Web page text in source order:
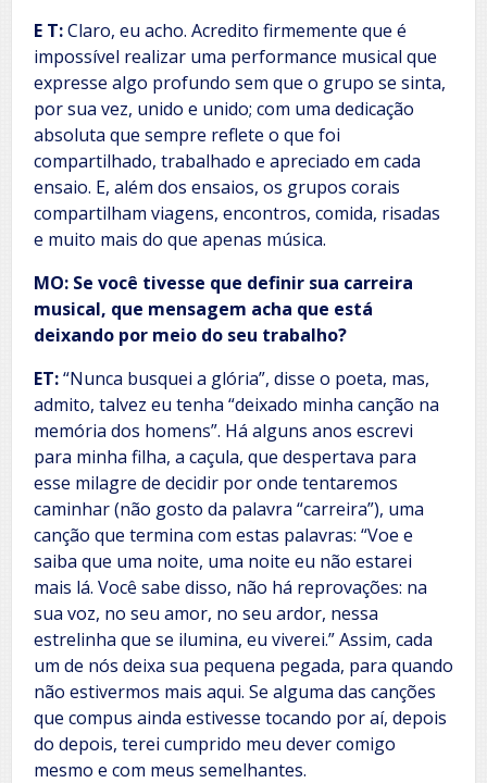
E T:Claro, eu acho. Acredito firmemente que é
impossível realizar uma performance musical que
expresse algo profundo sem que o grupo se sinta,
por sua vez, unido e unido; com uma dedicação
absoluta que sempre reflete o que foi
compartilhado, trabalhado e apreciado em cada
ensaio. E, além dos ensaios, os grupos corais
compartilham viagens, encontros, comida, risadas
e muito mais do que apenas música.
MO: Se você tivesse que definir sua carreira
musical, que mensagem acha que está
deixando por meio do seu trabalho?
ET:“Nunca busquei a glória”, disse o poeta, mas,
admito, talvez eu tenha “deixado minha canção na
memória dos homens”. Há alguns anos escrevi
para minha filha, a caçula, que despertava para
esse milagre de decidir por onde tentaremos
caminhar (não gosto da palavra “carreira”), uma
canção que termina com estas palavras: “Voe e
saiba que uma noite, uma noite eu não estarei
mais lá. Você sabe disso, não há reprovações: na
sua voz, no seu amor, no seu ardor, nessa
estrelinha que se ilumina, eu viverei.” Assim, cada
um de nós deixa sua pequena pegada, para quando
não estivermos mais aqui. Se alguma das canções
que compus ainda estivesse tocando por aí, depois
do depois, terei cumprido meu dever comigo
mesmo e com meus semelhantes.